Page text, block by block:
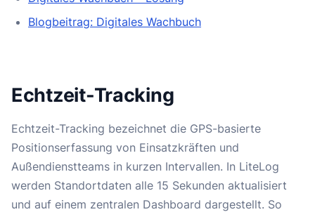
Blogbeitrag: Digitales Wachbuch
Echtzeit-Tracking
Echtzeit-Tracking bezeichnet die GPS-basierte
Positionserfassung von Einsatzkräften und
Außendienstteams in kurzen Intervallen. In LiteLog
werden Standortdaten alle 15 Sekunden aktualisiert
und auf einem zentralen Dashboard dargestellt. So